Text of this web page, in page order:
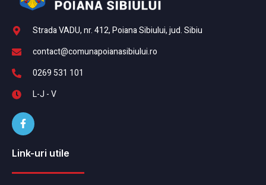
Strada VADU, nr. 412, Poiana Sibiului, jud. Sibiu
contact@comunapoianasibiului.ro
0269 531 101
L-J - V
Link-uri utile